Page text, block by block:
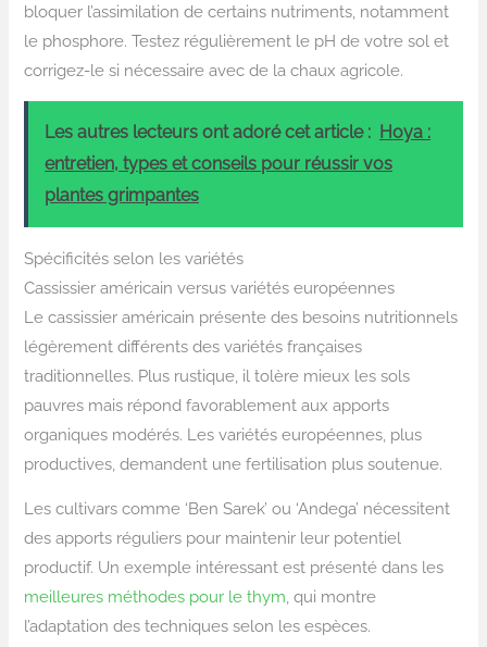
bloquer l’assimilation de certains nutriments, notamment
le phosphore. Testez régulièrement le pH de votre sol et
corrigez-le si nécessaire avec de la chaux agricole.
Les autres lecteurs ont adoré cet article : Hoya :
entretien, types et conseils pour réussir vos
plantes grimpantes
Spécificités selon les variétés
Cassissier américain versus variétés européennes
Le cassissier américain présente des besoins nutritionnels
légèrement différents des variétés françaises
traditionnelles. Plus rustique, il tolère mieux les sols
pauvres mais répond favorablement aux apports
organiques modérés. Les variétés européennes, plus
productives, demandent une fertilisation plus soutenue.
Les cultivars comme ‘Ben Sarek’ ou ‘Andega’ nécessitent
des apports réguliers pour maintenir leur potentiel
productif. Un exemple intéressant est présenté dans les
meilleures méthodes pour le thym , qui montre
l’adaptation des techniques selon les espèces.